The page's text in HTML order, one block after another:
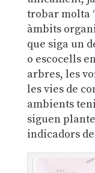
trobar molta
àmbits
que siga un
o escocells
arbres, les
les vies de
ambients
siguen
indicadors